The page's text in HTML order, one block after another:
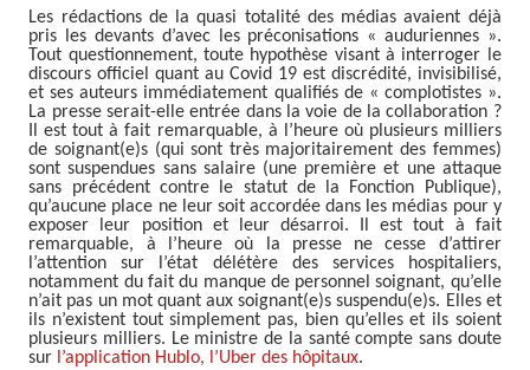
Les rédactions de la quasi totalité des médias avaient déjà
pris les devants d’avec les préconisations « auduriennes ».
Tout questionnement, toute hypothèse visant à interroger le
discours officiel quant au Covid 19 est discrédité, invisibilisé,
et ses auteurs immédiatement qualifiés de « complotistes ».
La presse serait-elle entrée dans la voie de la collaboration ?
Il est tout à fait remarquable, à l’heure où plusieurs milliers
de soignant(e)s (qui sont très majoritairement des femmes)
sont suspendues sans salaire (une première et une attaque
sans précédent contre le statut de la Fonction Publique),
qu’aucune place ne leur soit accordée dans les médias pour y
exposer leur position et leur désarroi. Il est tout à fait
remarquable, à l’heure où la presse ne cesse d’attirer
l’attention sur l’état délétère des services hospitaliers,
notamment du fait du manque de personnel soignant, qu’elle
n’ait pas un mot quant aux soignant(e)s suspendu(e)s. Elles et
ils n’existent tout simplement pas, bien qu’elles et ils soient
plusieurs milliers. Le ministre de la santé compte sans doute
sur l’application Hublo, l’Uber des hôpitaux.